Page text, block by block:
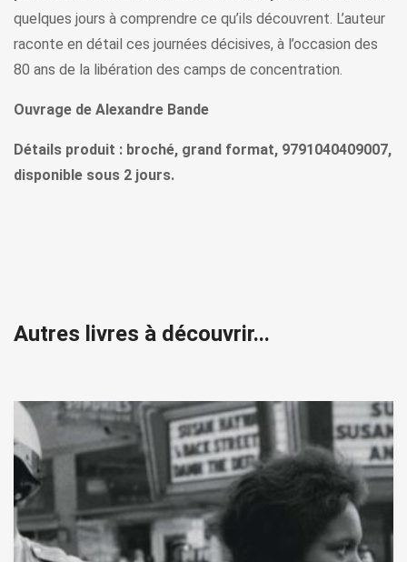
quelques jours à comprendre ce qu’ils découvrent. L’auteur
raconte en détail ces journées décisives, à l’occasion des
80 ans de la libération des camps de concentration.
Ouvrage de Alexandre Bande
Détails produit : broché, grand format, 9791040409007,
disponible sous 2 jours.
Autres livres à découvrir...